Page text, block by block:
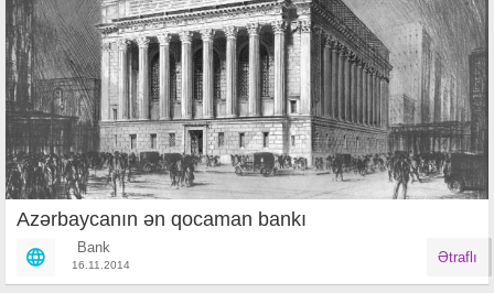
Azərbaycanın ən qocaman bankı
Bank
16.11.2014 Ətraflı